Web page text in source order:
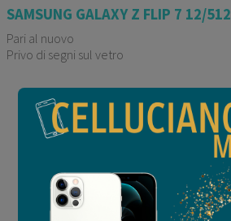
SAMSUNG GALAXY Z FLIP 7 12/512
Pari al nuovo
Privo di segni sul vetro